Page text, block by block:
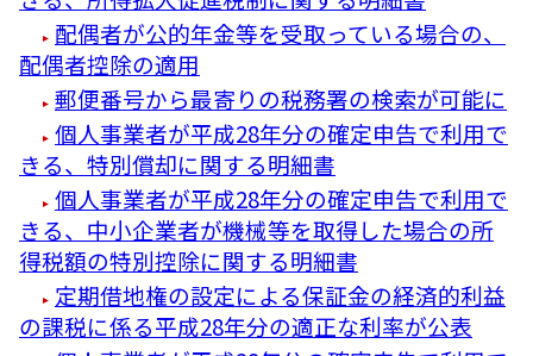
配偶者が公的年金等を受取っている場合の、
配偶者控除の適用
郵便番号から最寄りの税務署の検索が可能に
個人事業者が平成28年分の確定申告で利用で
きる、特別償却に関する明細書
個人事業者が平成28年分の確定申告で利用で
きる、中小企業者が機械等を取得した場合の所
得税額の特別控除に関する明細書
定期借地権の設定による保証金の経済的利益
の課税に係る平成28年分の適正な利率が公表